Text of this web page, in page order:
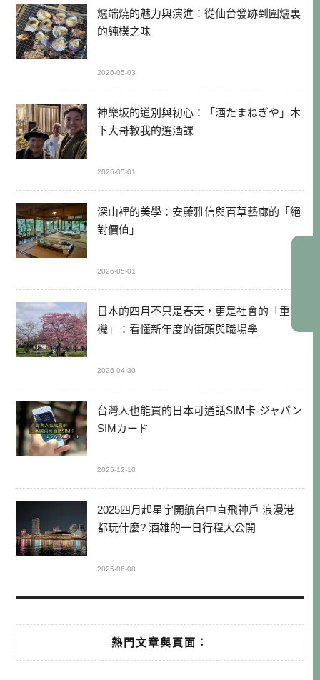
爐端燒的魅力與演進：從仙台發跡到圍爐裏
的純樸之味
2026-05-03
神樂坂的道別與初心：「酒たまねぎや」木
下大哥教我的選酒課
2026-05-01
深山裡的美學：安藤雅信與百草藝廊的「絕
對價值」
2026-05-01
日本的四月不只是春天，更是社會的「重開
機」：看懂新年度的街頭與職場學
2026-04-30
台灣人也能買的日本可通話SIM卡-ジャパン
SIMカード
2025-12-10
2025四月起星宇開航台中直飛神戶 浪漫港
都玩什麼? 酒雄的一日行程大公開
2025-06-08
熱門文章與頁面︰